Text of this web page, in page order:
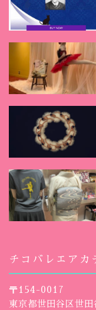
チコバレエアカ
〒154-0017
東京都世田谷区世